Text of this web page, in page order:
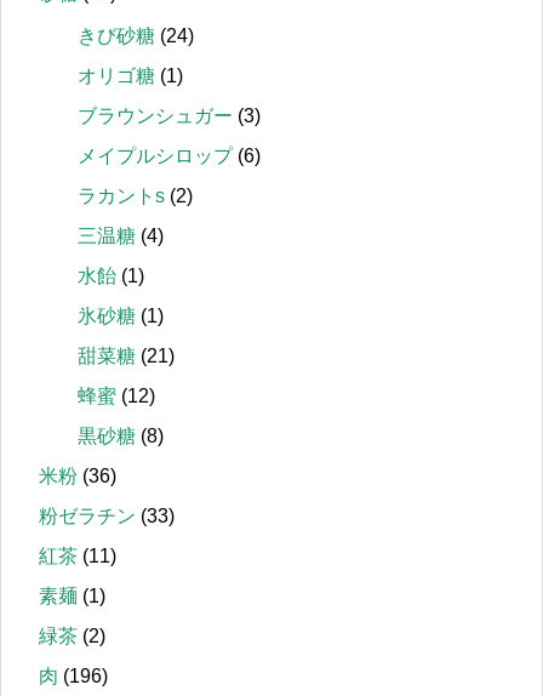
きび砂糖 (24)
オリゴ糖 (1)
ブラウンシュガー (3)
メイプルシロップ(6)
ラカントs (2)
三温糖 (4)
水飴 (1)
氷砂糖 (1)
甜菜糖 (21)
蜂蜜 (12)
黒砂糖 (8)
米粉 (36)
粉ゼラチン (33)
紅茶 (11)
素麺 (1)
緑茶 (2)
肉 (196)